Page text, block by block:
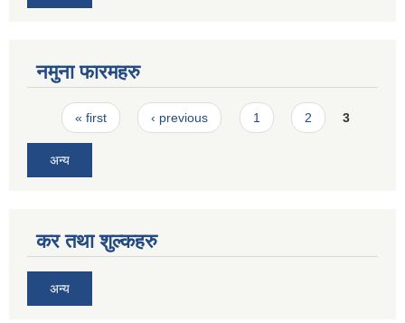
नमुना फारमहरु
Pages
« first ‹ previous 1 2 3
अन्य
कर तथा शुल्कहरु
अन्य